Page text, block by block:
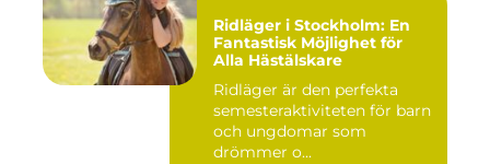
Ridläger i Stockholm: En
Fantastisk Möjlighet för
Alla Hästälskare
Ridläger är den perfekta
semesteraktiviteten för barn
och ungdomar som
drömmer o...